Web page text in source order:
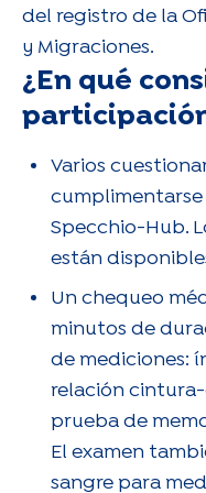
del registro de la
y Migraciones.
¿En qué
Varios
Specchio-Hub.
están
Un chequeo
minutos de
de mediciones:
relación
prueba de
El examen
sangre para